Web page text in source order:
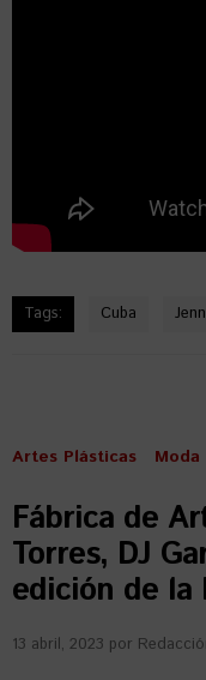
Tags: Cuba
Artes Plásticas Moda
Fábrica de
Torres, DJ
edición de la
13 abril, 2023 por